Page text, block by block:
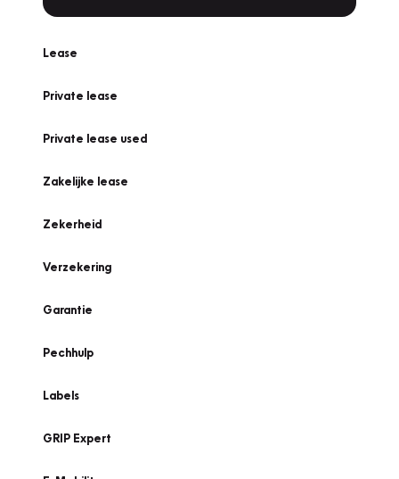
Lease
Private lease
Private lease used
Zakelijke lease
Zekerheid
Verzekering
Garantie
Pechhulp
Labels
GRIP Expert